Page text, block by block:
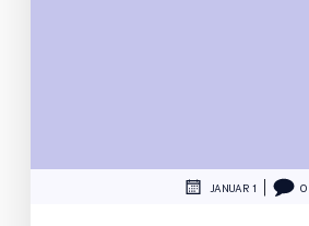
JANUAR 1 0